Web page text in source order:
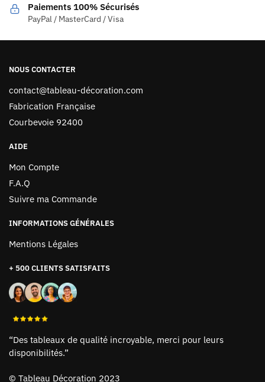
Paiements 100% Sécurisés
PayPal / MasterCard / Visa
NOUS CONTACTER
contact@tableau-décoration.com
Fabrication Française
Courbevoie 92400
AIDE
Mon Compte
F.A.Q
Suivre ma Commande
INFORMATIONS GÉNÉRALES
Mentions Légales
+ 500 CLIENTS SATISFAITS
“Des tableaux de qualité incroyable, merci pour leurs
disponibilités.”
© Tableau Décoration 2023